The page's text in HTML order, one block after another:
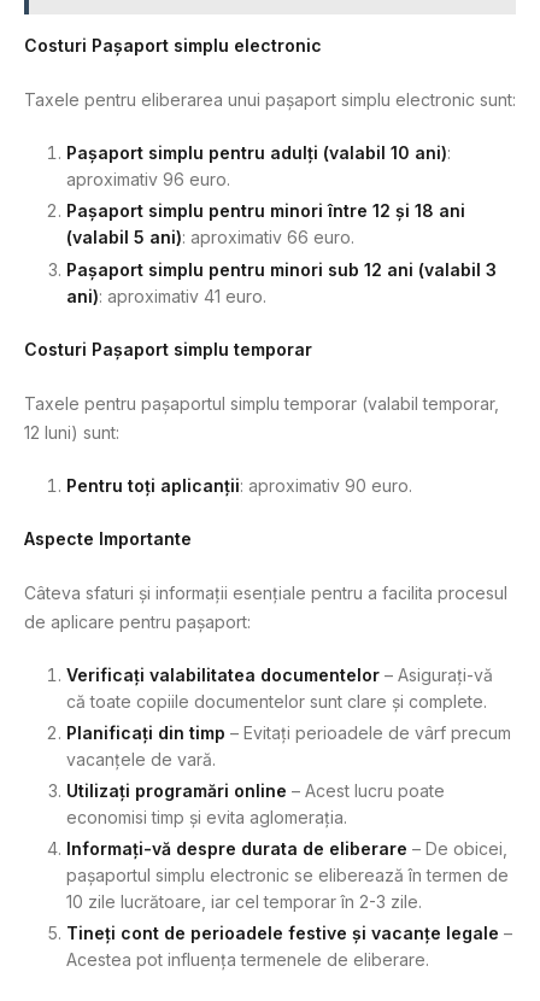
Costuri Pașaport simplu electronic
Taxele pentru eliberarea unui pașaport simplu electronic sunt:
Pașaport simplu pentru adulți (valabil 10 ani):
aproximativ 96 euro.
Pașaport simplu pentru minori între 12 și 18 ani
(valabil 5 ani): aproximativ 66 euro.
Pașaport simplu pentru minori sub 12 ani (valabil 3
ani): aproximativ 41 euro.
Costuri Pașaport simplu temporar
Taxele pentru pașaportul simplu temporar (valabil temporar,
12 luni) sunt:
Pentru toți aplicanții: aproximativ 90 euro.
Aspecte Importante
Câteva sfaturi și informații esențiale pentru a facilita procesul
de aplicare pentru pașaport:
Verificați valabilitatea documentelor – Asigurați-vă
că toate copiile documentelor sunt clare și complete.
Planificați din timp – Evitați perioadele de vârf precum
vacanțele de vară.
Utilizați programări online – Acest lucru poate
economisi timp și evita aglomerația.
Informați-vă despre durata de eliberare – De obicei,
pașaportul simplu electronic se eliberează în termen de
10 zile lucrătoare, iar cel temporar în 2-3 zile.
Tineți cont de perioadele festive și vacanțe legale –
Acestea pot influența termenele de eliberare.